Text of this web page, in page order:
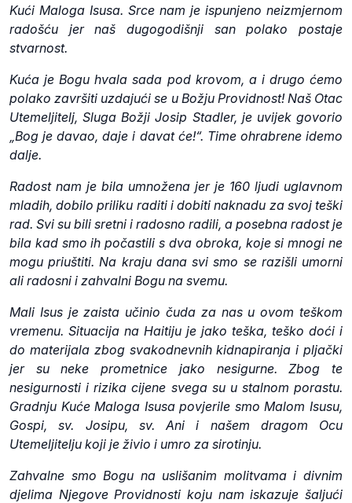
Kući Maloga Isusa. Srce nam je ispunjeno neizmjernom
radošću jer naš dugogodišnji san polako postaje
stvarnost.
Kuća je Bogu hvala sada pod krovom, a i drugo ćemo
polako završiti uzdajući se u Božju Providnost! Naš Otac
Utemeljitelj, Sluga Božji Josip Stadler, je uvijek govorio
„Bog je davao, daje i davat će!“. Time ohrabrene idemo
dalje.
Radost nam je bila umnožena jer je 160 ljudi uglavnom
mladih, dobilo priliku raditi i dobiti naknadu za svoj teški
rad. Svi su bili sretni i radosno radili, a posebna radost je
bila kad smo ih počastili s dva obroka, koje si mnogi ne
mogu priuštiti. Na kraju dana svi smo se razišli umorni
ali radosni i zahvalni Bogu na svemu.
Mali Isus je zaista učinio čuda za nas u ovom teškom
vremenu. Situacija na Haitiju je jako teška, teško doći i
do materijala zbog svakodnevnih kidnapiranja i pljački
jer su neke prometnice jako nesigurne. Zbog te
nesigurnosti i rizika cijene svega su u stalnom porastu.
Gradnju Kuće Maloga Isusa povjerile smo Malom Isusu,
Gospi, sv. Josipu, sv. Ani i našem dragom Ocu
Utemeljitelju koji je živio i umro za sirotinju.
Zahvalne smo Bogu na uslišanim molitvama i divnim
djelima Njegove Providnosti koju nam iskazuje šaljući